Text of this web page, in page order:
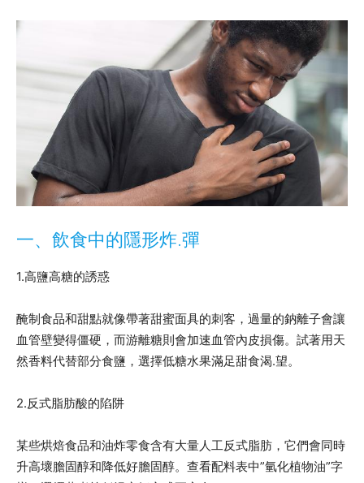
一、飲食中的隱形炸.彈
1.高鹽高糖的誘惑
醃制食品和甜點就像帶著甜蜜面具的刺客，過量的鈉離子會讓
血管壁變得僵硬，而游離糖則會加速血管內皮損傷。試著用天
然香料代替部分食鹽，選擇低糖水果滿足甜食渴.望。
2.反式脂肪酸的陷阱
某些烘焙食品和油炸零食含有大量人工反式脂肪，它們會同時
升高壞膽固醇和降低好膽固醇。查看配料表中”氫化植物油”字